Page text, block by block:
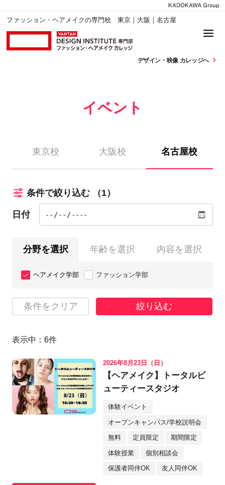
ファッション・ヘアメイクの専門校 東京｜大阪｜名古屋
デザイン・ 映像 カレッジへ
イベント
東京校 大阪校 名古屋校
条件で絞り込む （1）
日付
分野を選択 年齢を選択 内容を選択
ヘアメイク学部 ファッション学部
条件をクリア 絞り込む
表示中： 6件
2026年8月23日（日）
【ヘアメイク】トータルビ
ューティースタジオ
体験イベント
オープンキャンパス/学校説明会
無料 定員限定 期間限定
体験授業 個別相談会
保護者同伴OK 友人同伴OK